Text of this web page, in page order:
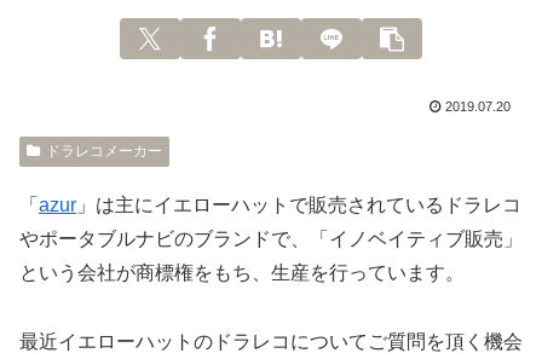
2019.07.20
ドラレコメーカー
「 azur 」は主にイエローハットで販売されているドラレコ
やポータブルナビのブランドで、「イノベイティブ販売」
という会社が商標権をもち、生産を行っています。
最近イエローハットのドラレコについてご質問を頂く機会